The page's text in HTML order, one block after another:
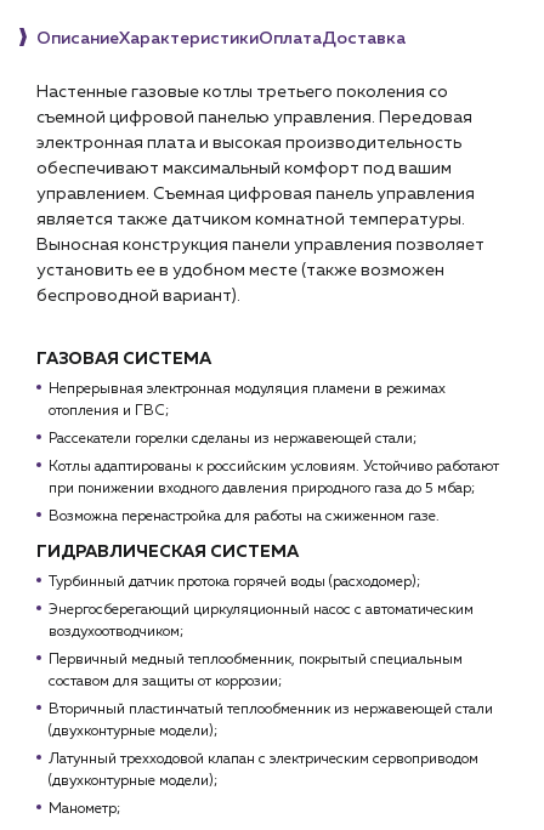
Контакты
Чат-бот
+7 (918) 070-19-79
Пн – пт: 9:00 – 18:00
sales@profpotok.ru
г. Краснодар, ул. Российская, 63
ОписаниеХарактеристикиОплатаДоставка
Настенные газовые котлы третьего поколения со
съемной цифровой панелью управления. Передовая
электронная плата и высокая производительность
обеспечивают максимальный комфорт под вашим
управлением. Съемная цифровая панель управления
является также датчиком комнатной температуры.
Выносная конструкция панели управления позволяет
установить ее в удобном месте (также возможен
беспроводной вариант).
ГАЗОВАЯ СИСТЕМА
Непрерывная электронная модуляция пламени в режимах
отопления и ГВС;
Рассекатели горелки сделаны из нержавеющей стали;
Котлы адаптированы к российским условиям. Устойчиво работают
при понижении входного давления природного газа до 5 мбар;
Возможна перенастройка для работы на сжиженном газе.
ГИДРАВЛИЧЕСКАЯ СИСТЕМА
Турбинный датчик протока горячей воды (расходомер);
Энергосберегающий циркуляционный насос с автоматическим
воздухоотводчиком;
Первичный медный теплообменник, покрытый специальным
составом для защиты от коррозии;
Вторичный пластинчатый теплообменник из нержавеющей стали
(двухконтурные модели);
Латунный трехходовой клапан с электрическим сервоприводом
(двухконтурные модели);
Манометр;